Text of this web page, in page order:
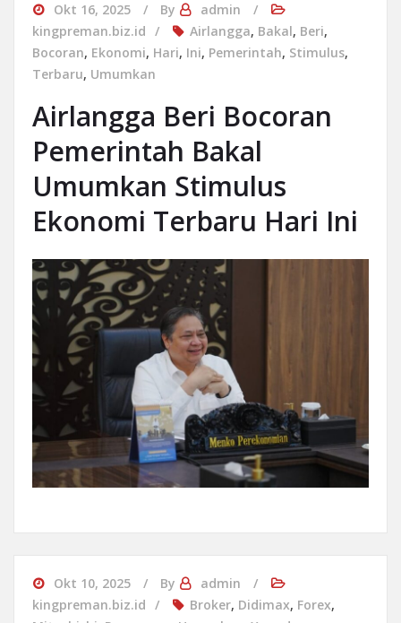
Okt 16, 2025 By
admin
kingpreman.biz.id
Airlangga, Bakal, Beri,
Bocoran, Ekonomi, Hari, Ini, Pemerintah, Stimulus,
Terbaru, Umumkan
Airlangga Beri Bocoran
Pemerintah Bakal
Umumkan Stimulus
Ekonomi Terbaru Hari Ini
Okt 10, 2025 By
admin
kingpreman.biz.id
Broker, Didimax, Forex,